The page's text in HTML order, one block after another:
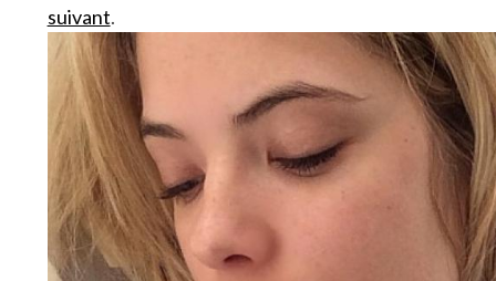
suivant.